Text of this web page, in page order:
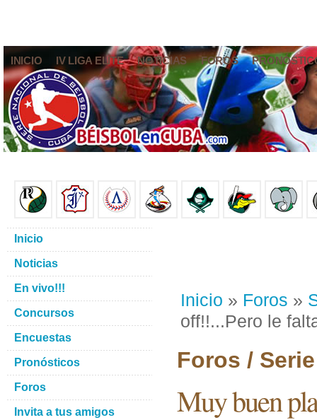
INICIO IV LIGA ELITE NOTICIAS FOROS
Inicio » Foros »
off!!...Pero le
Foros /
Muy buen
Inicio
Noticias
En vivo!!!
Concursos
Encuestas
Pronósticos
Foros
Invita a tus amigos